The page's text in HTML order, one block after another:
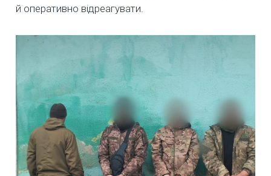
й оперативно відреагувати.